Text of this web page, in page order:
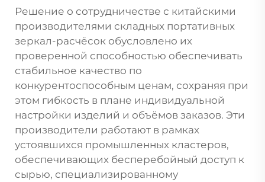
Решение о сотрудничестве с китайскими
производителями складных портативных
зеркал-расчёсок обусловлено их
проверенной способностью обеспечивать
стабильное качество по
конкурентоспособным ценам, сохраняя при
этом гибкость в плане индивидуальной
настройки изделий и объёмов заказов. Эти
производители работают в рамках
устоявшихся промышленных кластеров,
обеспечивающих бесперебойный доступ к
сырью, специализированному